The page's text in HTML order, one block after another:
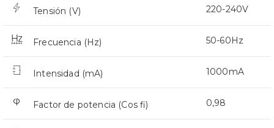
Tensión (V) 220-240V
Frecuencia (Hz) 50-60Hz
Intensidad (mA) 1000mA
Factor de potencia (Cos fi) 0,98